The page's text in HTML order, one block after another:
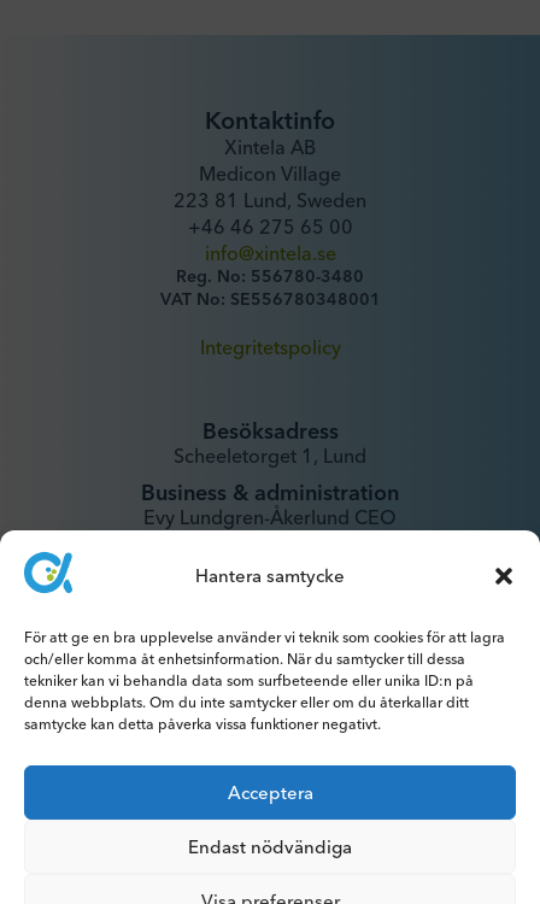
Hantera samtycke
För att ge en bra upplevelse använder vi teknik som cookies för att lagra
och/eller komma åt enhetsinformation. När du samtycker till dessa
tekniker kan vi behandla data som surfbeteende eller unika ID:n på
denna webbplats. Om du inte samtycker eller om du återkallar ditt
samtycke kan detta påverka vissa funktioner negativt.
Acceptera
Endast nödvändiga
Kontaktinfo
Xintela AB
Medicon Village
223 81 Lund, Sweden
+46 46 275 65 00
info@xintela.se
Reg. No: 556780-3480
VAT No: SE556780348001
Integritetspolicy
Besöksadress
Scheeletorget 1, Lund
Business & administration
Evy Lundgren-Åkerlund CEO
ir@xintela.se
Prenumerera på pressmeddelanden,
rapporter, nyhetsbrev och analyser.